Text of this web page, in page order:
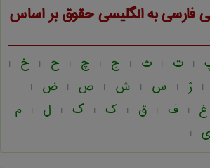
به انگلیسیحقوقبر اساس
| ت | ث | ج | چ | ح | خ |
| ژ | س | ش | ص | ض |
غ | ف | ق | ک | گ | ل | م
ی |